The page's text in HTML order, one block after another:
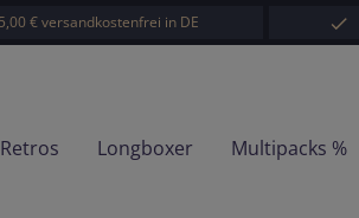
€ versandkostenfrei in DE
Longboxer Multipacks %